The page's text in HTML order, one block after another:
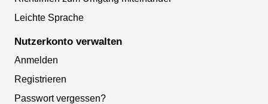
Leichte Sprache
Nutzerkonto verwalten
Anmelden
Registrieren
Passwort vergessen?